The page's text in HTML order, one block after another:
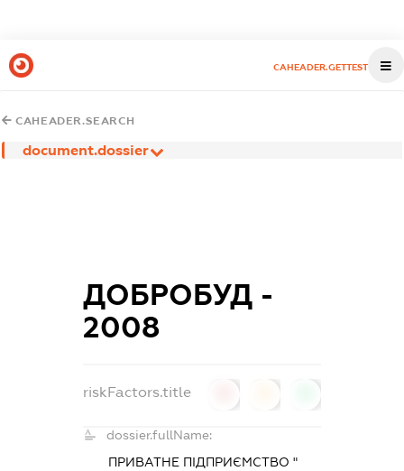
CAHEADER.GETTEST
CAHEADER.SEARCH
document.dossier
ДОБРОБУД -
2008
riskFactors.title
dossier.fullName:
ПРИВАТНЕ ПІДПРИЄМСТВО "